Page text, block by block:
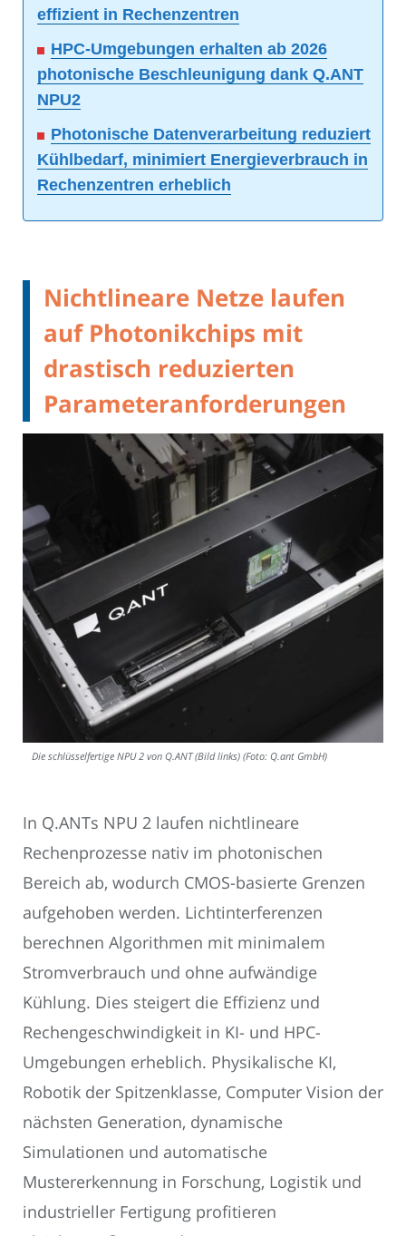
effizient in Rechenzentren
HPC-Umgebungen erhalten ab 2026
photonische Beschleunigung dank Q.ANT
NPU2
Photonische Datenverarbeitung reduziert
Kühlbedarf, minimiert Energieverbrauch in
Rechenzentren erheblich
Nichtlineare Netze laufen
auf Photonikchips mit
drastisch reduzierten
Parameteranforderungen
Die schlüsselfertige NPU 2 von Q.ANT (Bild links) (Foto: Q.ant GmbH)
In Q.ANTs NPU 2 laufen nichtlineare
Rechenprozesse nativ im photonischen
Bereich ab, wodurch CMOS-basierte Grenzen
aufgehoben werden. Lichtinterferenzen
berechnen Algorithmen mit minimalem
Stromverbrauch und ohne aufwändige
Kühlung. Dies steigert die Effizienz und
Rechengeschwindigkeit in KI- und HPC-
Umgebungen erheblich. Physikalische KI,
Robotik der Spitzenklasse, Computer Vision der
nächsten Generation, dynamische
Simulationen und automatische
Mustererkennung in Forschung, Logistik und
industrieller Fertigung profitieren